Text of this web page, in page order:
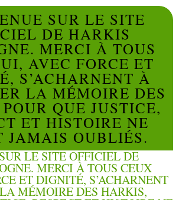
SUR LE SITE
DE HARKIS
MERCI À TOUS
AVEC FORCE ET
S’ACHARNENT À
LA MÉMOIRE DES
QUE JUSTICE,
ET HISTOIRE NE
JAMAIS OUBLIÉS.